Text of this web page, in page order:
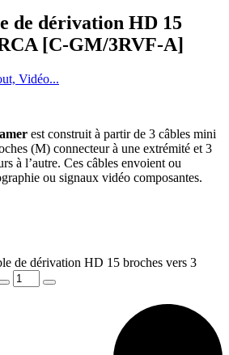
de dérivation HD 15
[C-GM/3RVF-A]
Vidéo...
est construit à partir de 3 câbles mini
(M) connecteur à une extrémité et 3
à l’autre. Ces câbles envoient ou
ou signaux vidéo composantes.
de dérivation HD 15 broches vers 3